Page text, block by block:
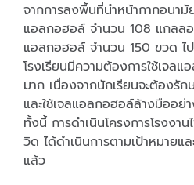
จากการลงพื้นที่นำหน้ากากอนา
แอลกอฮอล์ จำนวน 108 แกลลอ
แอลกอฮอล์ จำนวน 150 ขวด ไ
โรงเรียนมีความต้องการใช้เจล
มาก เนื่องจากนักเรียนจะต้องรั
และใช้เจลแอลกอฮอล์ล้างมืออ
ทั้งนี้ การดำเนินโครงการโรงงา
วิด ได้ดำเนินการตามเป้าหมายแ
แล้ว